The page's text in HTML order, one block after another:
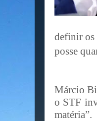
definir os
posse
Márcio
o STF
matéria”.